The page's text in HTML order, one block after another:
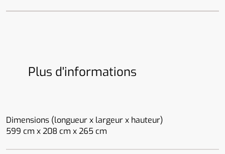
Plus d'informations
Dimensions (longueur x largeur x hauteur)
599 cm x 208 cm x 265 cm